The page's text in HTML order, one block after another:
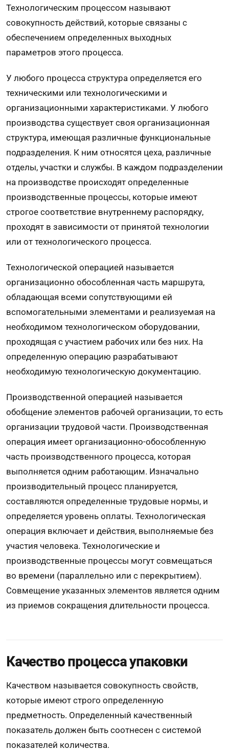
Технологическим процессом называют
совокупность действий, которые связаны с
обеспечением определенных выходных
параметров этого процесса.
У любого процесса структура определяется его
техническими или технологическими и
организационными характеристиками. У любого
производства существует своя организационная
структура, имеющая различные функциональные
подразделения. К ним относятся цеха, различные
отделы, участки и службы. В каждом подразделении
на производстве происходят определенные
производственные процессы, которые имеют
строгое соответствие внутреннему распорядку,
проходят в зависимости от принятой технологии
или от технологического процесса.
Технологической операцией называется
организационно обособленная часть маршрута,
обладающая всеми сопутствующими ей
вспомогательными элементами и реализуемая на
необходимом технологическом оборудовании,
проходящая с участием рабочих или без них. На
определенную операцию разрабатывают
необходимую технологическую документацию.
Производственной операцией называется
обобщение элементов рабочей организации, то есть
организации трудовой части. Производственная
операция имеет организационно-обособленную
часть производственного процесса, которая
выполняется одним работающим. Изначально
производительный процесс планируется,
составляются определенные трудовые нормы, и
определяется уровень оплаты. Технологическая
операция включает и действия, выполняемые без
участия человека. Технологические и
производственные процессы могут совмещаться
во времени (параллельно или с перекрытием).
Совмещение указанных элементов является одним
из приемов сокращения длительности процесса.
Качество процесса упаковки
Качеством называется совокупность свойств,
которые имеют строго определенную
предметность. Определенный качественный
показатель должен быть соотнесен с системой
показателей количества.